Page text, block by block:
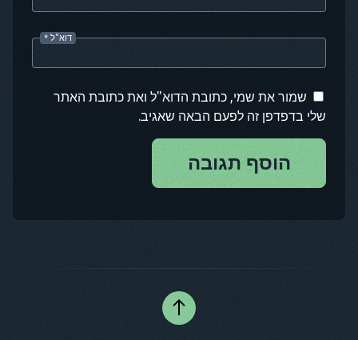
דוא"ל *
שמור את שמי, כתובת הדוא"ל ואת כתובת האתר
שלי בדפדפן זה לפעם הבאה שאגיב.
הוסף תגובה